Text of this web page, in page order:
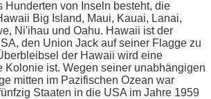
Hunderten von Inseln besteht, die
Big Island, Maui, Kauai, Lanai,
Ni'ihau und Oahu. Hawaii ist der
den Union Jack auf seiner Flagge zu
der Hawaii wird eine
Kolonie ist. Wegen seiner unabhängigen
mitten im Pazifischen Ozean war
Staaten in die USA im Jahre 1959